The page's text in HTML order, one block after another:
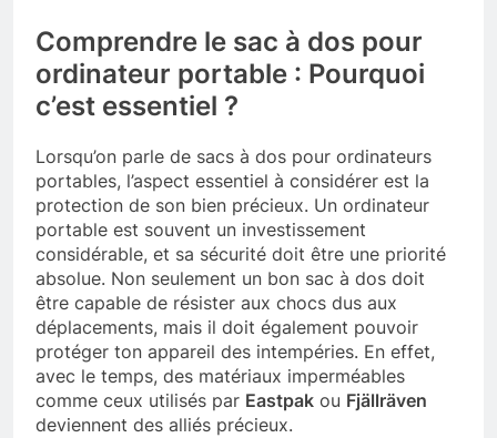
Comprendre le sac à dos pour
ordinateur portable : Pourquoi
c’est essentiel ?
Lorsqu’on parle de sacs à dos pour ordinateurs
portables, l’aspect essentiel à considérer est la
protection de son bien précieux. Un ordinateur
portable est souvent un investissement
considérable, et sa sécurité doit être une priorité
absolue. Non seulement un bon sac à dos doit
être capable de résister aux chocs dus aux
déplacements, mais il doit également pouvoir
protéger ton appareil des intempéries. En effet,
avec le temps, des matériaux imperméables
comme ceux utilisés par Eastpak ou Fjällräven
deviennent des alliés précieux.